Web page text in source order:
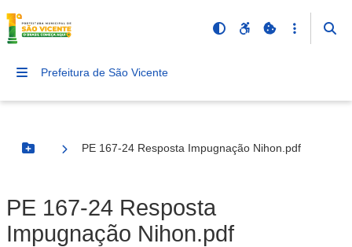
Prefeitura de São Vicente
Botão Menu
PE 167-24 Resposta Impugnação Nihon.pdf
PE 167-24 Resposta
Impugnação Nihon.pdf